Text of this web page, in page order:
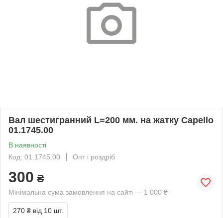
Вал шестигранний L=200 мм. на жатку Capello
01.1745.00
В наявності
Код: 01.1745.00
Опт і роздріб
300 ₴
Мінімальна сума замовлення на сайті — 1 000 ₴
270 ₴ від 10 шт.